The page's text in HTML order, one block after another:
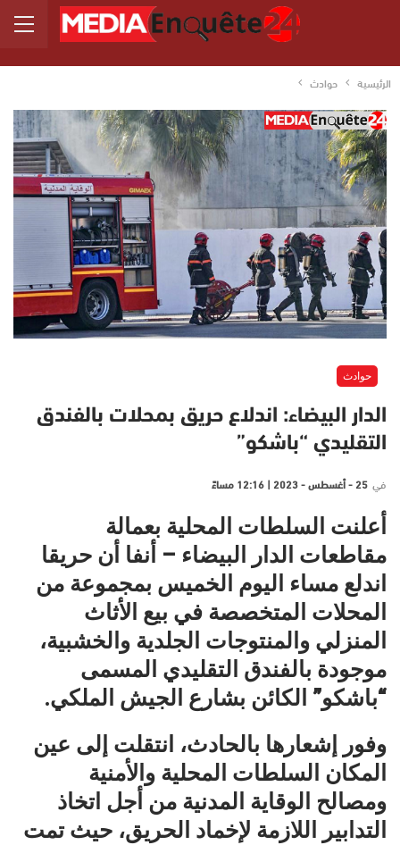
الرئيسية حوادث
حوادث
الدار البيضاء: اندلاع حريق بمحلات بالفندق
التقليدي “باشكو”
في 25 - أغسطس - 2023 | 12:16 مساءً
أعلنت السلطات المحلية بعمالة
مقاطعات الدار البيضاء – أنفا أن حريقا
اندلع مساء اليوم الخميس بمجموعة من
المحلات المتخصصة في بيع الأثاث
المنزلي والمنتوجات الجلدية والخشبية،
موجودة بالفندق التقليدي المسمى
“باشكو” الكائن بشارع الجيش الملكي.
وفور إشعارها بالحادث، انتقلت إلى عين
المكان السلطات المحلية والأمنية
ومصالح الوقاية المدنية من أجل اتخاذ
التدابير اللازمة لإخماد الحريق، حيث تمت